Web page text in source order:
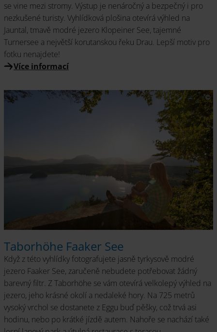
se vine mezi stromy. Výstup je nenáročný a bezpečný i pro
nezkušené turisty. Vyhlídková plošina otevírá výhled na
Jauntal, tmavě modré jezero Klopeiner See, tajemné
Turnersee a největší korutanskou řeku Drau. Lepší motiv pro
fotku nenajdete!
Více informací
Taborhöhe Faaker See
Když z této vyhlídky fotografujete jasně tyrkysově modré
jezero Faaker See, zaručeně nebudete potřebovat žádný
barevný filtr. Z Taborhöhe se vám otevírá velkolepý výhled na
jezero, jeho krásné okolí a nedaleké hory. Na 725 metrů
vysoký vrchol se dostanete z Eggu buď pěšky, což trvá asi
hodinu, nebo po krátké jízdě autem. Nahoře se nachází také